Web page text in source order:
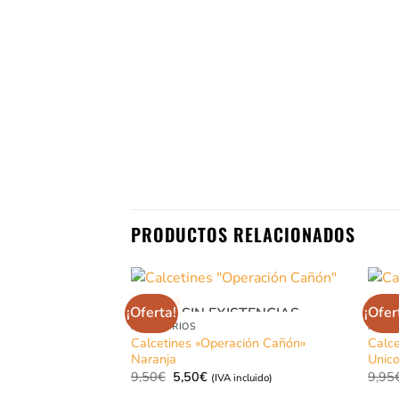
PRODUCTOS RELACIONADOS
¡Oferta! SIN EXISTENCIAS
ACCESORIOS
Calcetines «Operación Cañón»
Naranja
9,50€ El
precio
5,50€El
precio
(IVA incluido)
9,95